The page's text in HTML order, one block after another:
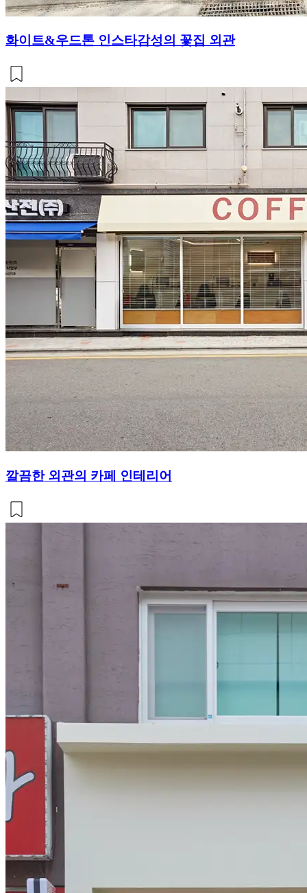
화이트&우드톤 인스타감성의 꽃집 외관
깔끔한 외관의 카페 인테리어